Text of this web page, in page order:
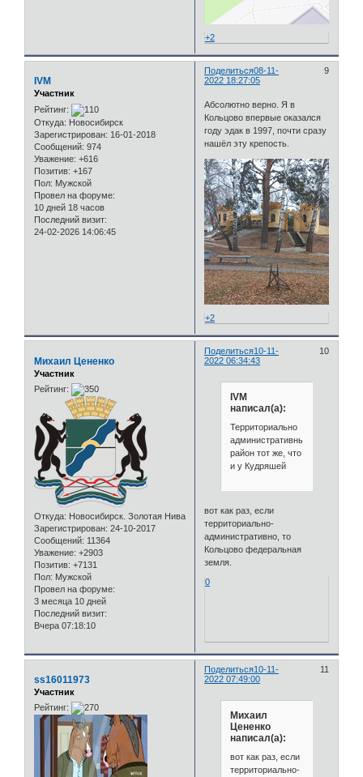
+2
Поделиться 9
08-11-
2022 18:27:05
IVM
Участник
Рейтинг:
Откуда: Новосибирск
Зарегистрирован: 16-01-2018
Сообщений: 974
Уважение: +616
Позитив: +167
Пол: Мужской
Провел на форуме:
10 дней 18 часов
Последний визит:
24-02-2026 14:06:45
Абсолютно верно. Я в
Кольцово впервые оказался
году эдак в 1997, почти сразу
нашёл эту крепость.
+2
Поделиться 10
10-11-
2022 06:34:43
Михаил Цененко
Участник
Рейтинг:
Откуда: Новосибирск. Золотая Нива
Зарегистрирован: 24-10-2017
Сообщений: 11364
Уважение: +2903
Позитив: +7131
Пол: Мужской
Провел на форуме:
3 месяца 10 дней
Последний визит:
Вчера 07:18:10
IVM
написал(а):
Территориально
административный
район тот же, что
и у Кудряшей
вот как раз, если
территориально-
административно, то
Кольцово федеральная
земля.
0
Поделиться 11
10-11-
2022 07:49:00
ss16011973
Участник
Рейтинг:
Михаил
Цененко
написал(а):
вот как раз, если
территориально-